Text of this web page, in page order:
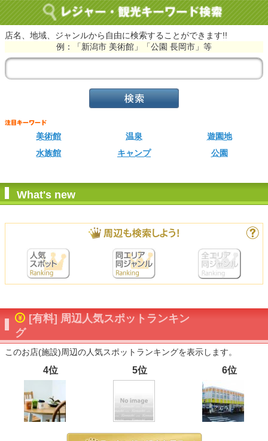
店名、地域、ジャンルから自由に検索することができます!!
例：「新潟市 美術館」「公園 長岡市」等
美術館 温泉
遊園地
水族館
キャンプ 公園
What's new
[有料] 周辺人気スポットランキン
グ
このお店(施設)周辺の人気スポットランキングを表示します。
4位 5位 6位